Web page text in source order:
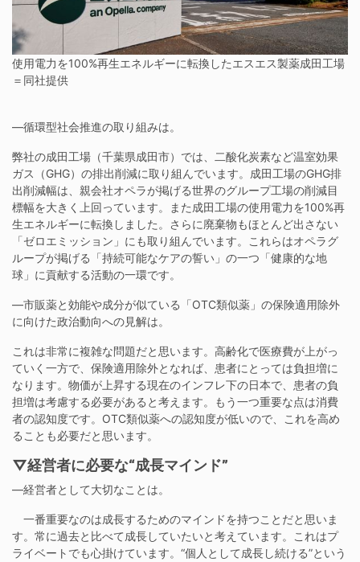
使用電力を100%再生エネルギーに転換したエスエス製薬成田工場
＝同社提供
―循環型社会推進の取り組みは。
弊社の成田工場（千葉県成田市）では、二酸化炭素など温室効果
ガス（GHG）の排出削減に取り組んでいます。成田工場のGHG排
出削減幅は、親会社オペラが掲げる世界のグループ工場の削減目
標幅を大きく上回っています。また成田工場の使用電力を100%再
生エネルギーに転換しました。さらに廃棄物もほとんど出さない
「ゼロエミッション」にも取り組んでいます。これらはオペラグ
ループが掲げる「持続可能なケアの誓い」の一つ「健康的な地
球」に貢献する活動の一環です。
―市販薬と効能や成分が似ている「OTC類似薬」の保険適用除外
に向けた政治動向への見解は。
これは非常に複雑な問題だと思います。高齢化で医療費が上がっ
ていく一方で、保険適用除外となれば、患者にとっては負担増に
なります。物価が上昇する現在のインフレ下の日本で、患者の負
担増は考慮する必要があると考えます。もう一つ重要な点は消費
者の認知度です。OTC類似薬への認知度が低いので、これを高め
ることも必要だと思います。
▽経営者に必要な“成長マインド”
―経営者として大切なことは。
一番重要なのは成長するためのマインドを持つことだと思いま
す。常に過去と比べて成長していたいと考えています。これはプ
ライベートでも心掛けています。“個人として成長し続ける”という